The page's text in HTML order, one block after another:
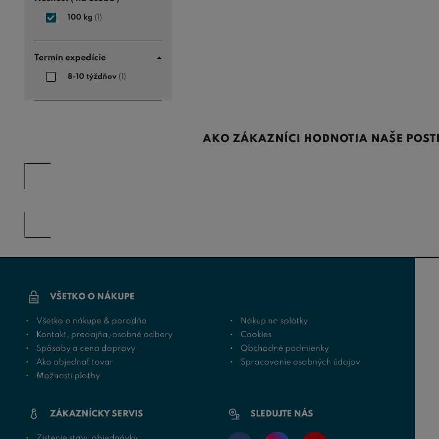
100 kg (1)
Termín expedície
8-10 týždňov (1)
AKO ZÁKAZNÍCI HODNOTIA NAŠE
VŠETKO O NÁKUPE
Všetko o nákupe & poradňa
Kontakt, predajňa, osobné odbery
Spôsoby a cena dopravy
Ako objednať tovar
Možnosti platby
Nákup na splátky
Cookies
Obchodné podmienky
Spracovanie osobných údajov
ZÁKAZNÍCKY SERVIS SLEDUJTE NÁS